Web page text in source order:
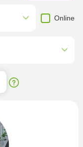
Online